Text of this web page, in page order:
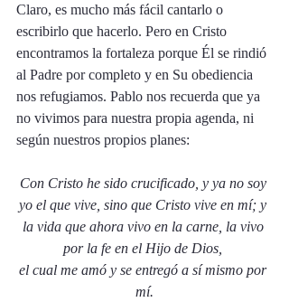
Claro, es mucho más fácil cantarlo o
escribirlo que hacerlo. Pero en Cristo
encontramos la fortaleza porque Él se rindió
al Padre por completo y en Su obediencia
nos refugiamos. Pablo nos recuerda que ya
no vivimos para nuestra propia agenda, ni
según nuestros propios planes:
Con Cristo he sido crucificado, y ya no soy
yo el que vive, sino que Cristo vive en mí; y
la vida que ahora vivo en la carne, la vivo
por la fe en el Hijo de Dios,
el cual me amó y se entregó a sí mismo por
mí.